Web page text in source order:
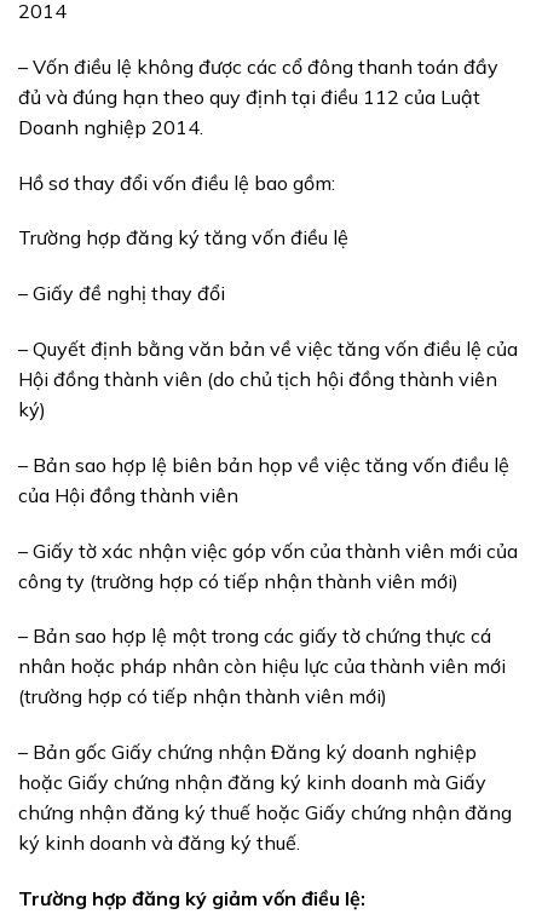
2014
– Vốn điều lệ không được các cổ đông thanh toán đầy
đủ và đúng hạn theo quy định tại điều 112 của Luật
Doanh nghiệp 2014.
Hồ sơ thay đổi vốn điều lệ bao gồm:
Trường hợp đăng ký tăng vốn điều lệ
– Giấy đề nghị thay đổi
– Quyết định bằng văn bản về việc tăng vốn điều lệ của
Hội đồng thành viên (do chủ tịch hội đồng thành viên
ký)
– Bản sao hợp lệ biên bản họp về việc tăng vốn điều lệ
của Hội đồng thành viên
– Giấy tờ xác nhận việc góp vốn của thành viên mới của
công ty (trường hợp có tiếp nhận thành viên mới)
– Bản sao hợp lệ một trong các giấy tờ chứng thực cá
nhân hoặc pháp nhân còn hiệu lực của thành viên mới
(trường hợp có tiếp nhận thành viên mới)
– Bản gốc Giấy chứng nhận Đăng ký doanh nghiệp
hoặc Giấy chứng nhận đăng ký kinh doanh mà Giấy
chứng nhận đăng ký thuế hoặc Giấy chứng nhận đăng
ký kinh doanh và đăng ký thuế.
Trường hợp đăng ký giảm vốn điều lệ: